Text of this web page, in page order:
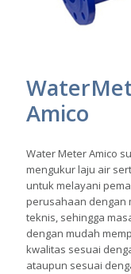
Amico
Water Meter Amico
mengukur laju air
untuk melayani
perusahaan dengan
teknis, sehingga
dengan mudah
kwalitas sesuai
ataupun sesuai